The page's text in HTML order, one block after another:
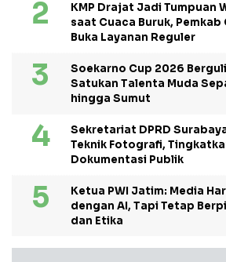
KMP Drajat Jadi Tumpuan
saat Cuaca Buruk, Pemkab
Buka Layanan Reguler
Soekarno Cup 2026
Satukan Talenta Muda
hingga Sumut
Sekretariat DPRD
Teknik Fotografi,
Dokumentasi Publik
Ketua PWI Jatim: Media
dengan AI, Tapi Tetap
dan Etika